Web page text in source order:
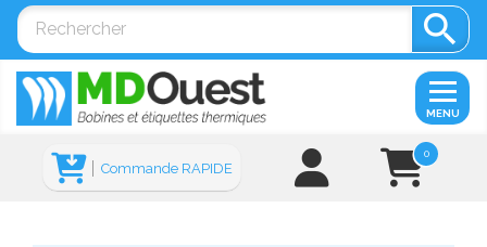

0
Commande RAPIDE
MENU